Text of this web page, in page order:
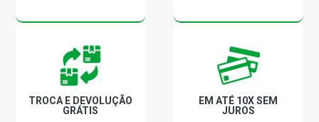
TROCA E DEVOLUÇÃO
GRÁTIS
EM ATÉ 10X SEM
JUROS